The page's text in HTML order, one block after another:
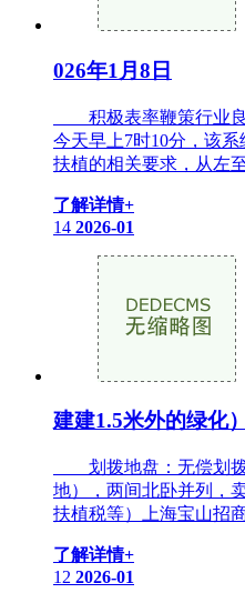
026年1月8日
积极表率鞭策行业良
今天早上7时10分，该
扶植的相关要求，从左
了解详情+
14 2026-01
建建1.5米外的绿化
划拨地盘：无偿划拨
地），两间北卧并列，
扶植税等）上海宝山招
了解详情+
12 2026-01